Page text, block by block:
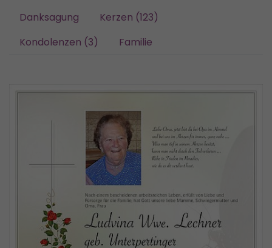
Danksagung
Kerzen (123)
Kondolenzen (3)
Familie